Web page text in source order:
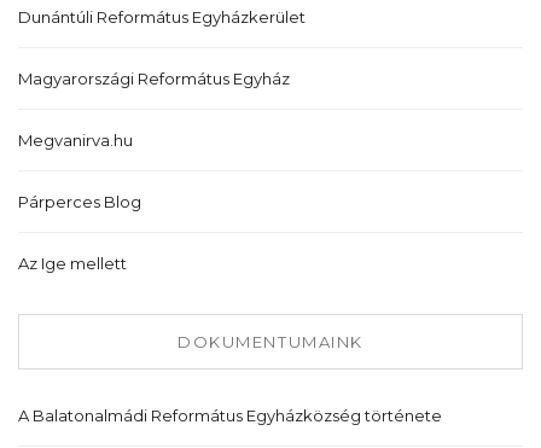
Dunántúli Református Egyházkerület
Magyarországi Református Egyház
Megvanirva.hu
Párperces Blog
Az Ige mellett
DOKUMENTUMAINK
A Balatonalmádi Református Egyházközség története